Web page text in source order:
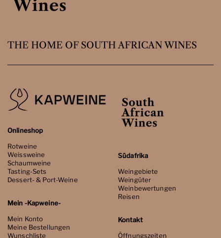
THE HOME OF SOUTH AFRICAN WINES
Onlineshop
Rotweine
Weissweine
Schaumweine
Tasting-Sets
Dessert- & Port-Weine
Mein -Kapweine-
Mein Konto
Meine Bestellungen
Wunschliste
Südafrika
Weingebiete
Weingüter
Weinbewertungen
Reisen
Kontakt
Öffnungszeiten